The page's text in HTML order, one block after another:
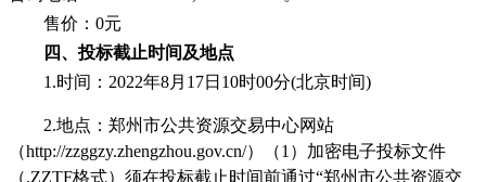
售价： 0元
四、投标截止时间及地点
1.时间：2022年8月 17日 10时00分(北京时间)
2.地点：郑州市公共资源交易中心网站
（http://zzggzy.zhengzhou.gov.cn/）（1）加密电子投标文件
（.ZZTF格式）须在投标截止时间前通过“郑州市公共资源交